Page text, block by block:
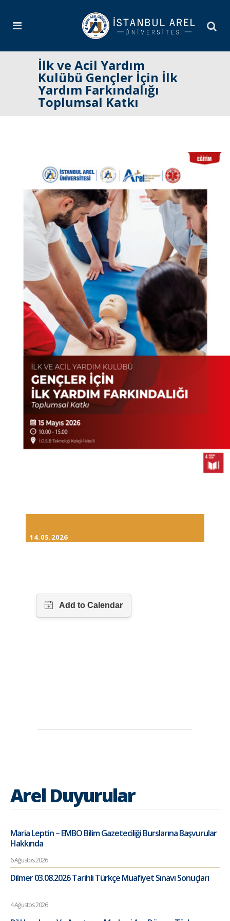
İlk ve Acil Yardım
Kulübü Gençler İçin İlk
Yardım Farkındalığı
Toplumsal Katkı
14.05.2026
Arel Duyurular
Maria Leptin – EMBO Bilim Gazeteciliği Burslarına Başvurular
Hakkında
6 Ağustos 2026
Dilmer 03.08.2026 Tarihli Türkçe Muafiyet Sınavı Sonuçları
4 Ağustos 2026